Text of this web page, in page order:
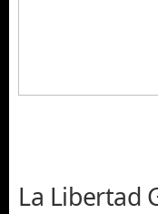
La Libertad